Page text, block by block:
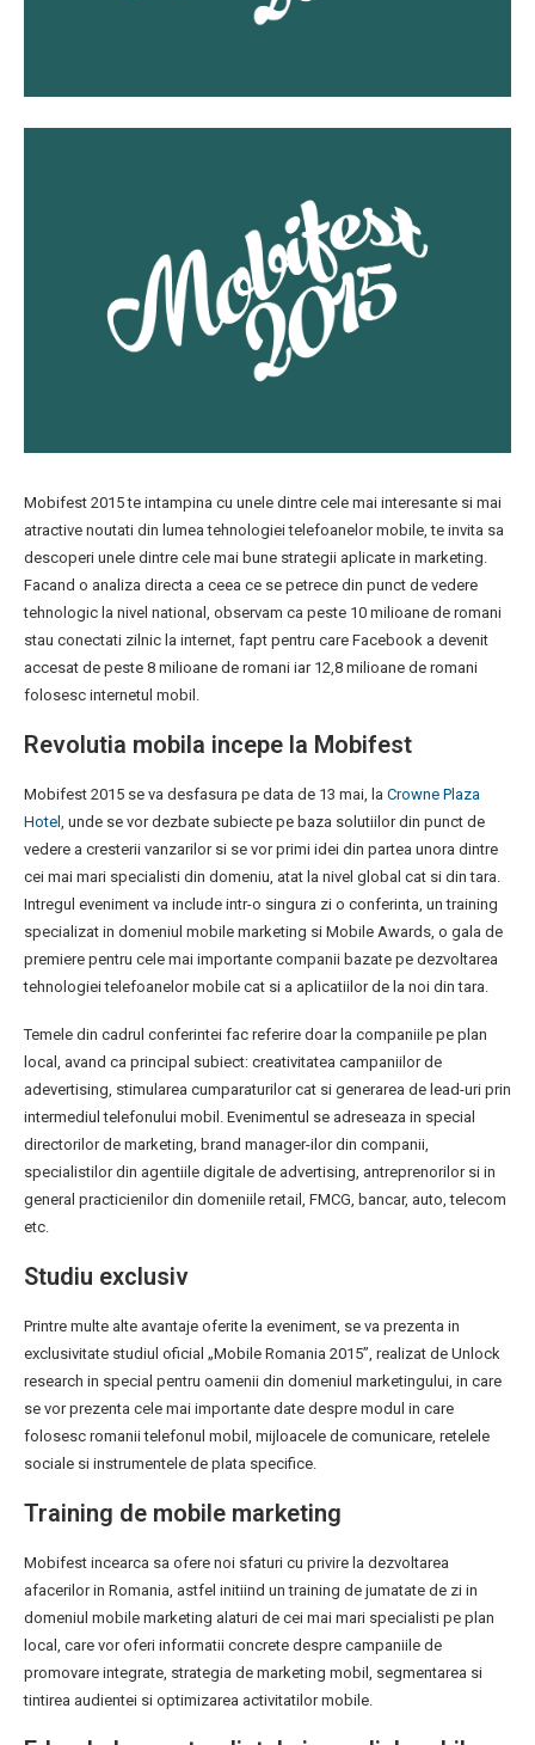
Mobifest 2015 te intampina cu unele dintre cele mai interesante si mai
atractive noutati din lumea tehnologiei telefoanelor mobile, te invita sa
descoperi unele dintre cele mai bune strategii aplicate in marketing.
Facand o analiza directa a ceea ce se petrece din punct de vedere
tehnologic la nivel national, observam ca peste 10 milioane de romani
stau conectati zilnic la internet, fapt pentru care Facebook a devenit
accesat de peste 8 milioane de romani iar 12,8 milioane de romani
folosesc internetul mobil.
Revolutia mobila incepe la Mobifest
Mobifest 2015 se va desfasura pe data de 13 mai, la Crowne Plaza
Hotel , unde se vor dezbate subiecte pe baza solutiilor din punct de
vedere a cresterii vanzarilor si se vor primi idei din partea unora dintre
cei mai mari specialisti din domeniu, atat la nivel global cat si din tara.
Intregul eveniment va include intr-o singura zi o conferinta, un training
specializat in domeniul mobile marketing si Mobile Awards, o gala de
premiere pentru cele mai importante companii bazate pe dezvoltarea
tehnologiei telefoanelor mobile cat si a aplicatiilor de la noi din tara.
Temele din cadrul conferintei fac referire doar la companiile pe plan
local, avand ca principal subiect: creativitatea campaniilor de
adevertising, stimularea cumparaturilor cat si generarea de lead-uri prin
intermediul telefonului mobil. Evenimentul se adreseaza in special
directorilor de marketing, brand manager-ilor din companii,
specialistilor din agentiile digitale de advertising, antreprenorilor si in
general practicienilor din domeniile retail, FMCG, bancar, auto, telecom
etc.
Studiu exclusiv
Printre multe alte avantaje oferite la eveniment, se va prezenta in
exclusivitate studiul oficial „Mobile Romania 2015”, realizat de Unlock
research in special pentru oamenii din domeniul marketingului, in care
se vor prezenta cele mai importante date despre modul in care
folosesc romanii telefonul mobil, mijloacele de comunicare, retelele
sociale si instrumentele de plata specifice.
Training de mobile marketing
Mobifest incearca sa ofere noi sfaturi cu privire la dezvoltarea
afacerilor in Romania, astfel initiind un training de jumatate de zi in
domeniul mobile marketing alaturi de cei mai mari specialisti pe plan
local, care vor oferi informatii concrete despre campaniile de
promovare integrate, strategia de marketing mobil, segmentarea si
tintirea audientei si optimizarea activitatilor mobile.